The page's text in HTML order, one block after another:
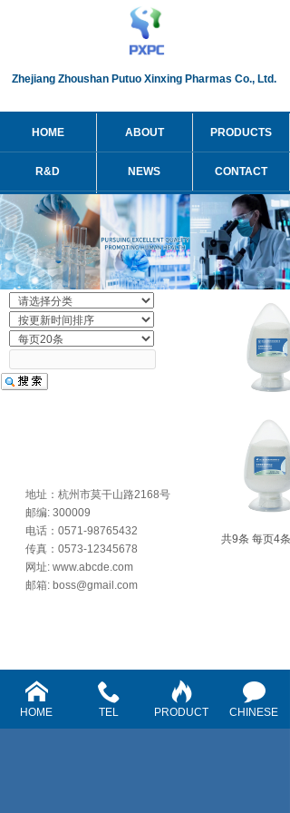
Zhejiang Zhoushan Putuo Xinxing Pharmas Co., Ltd.
HOME ABOUT PRODUCTS
R&D NEWS CONTACT
简体中文
地址：杭州市莫干山路2168号
邮编: 300009
电话：0571-98765432
传真：0573-12345678
网址: www.abcde.com
邮箱: boss@gmail.com
共9条 每页4条
Telephone: +
86-580-6638570
HOME TEL PRODUCT CHINESE